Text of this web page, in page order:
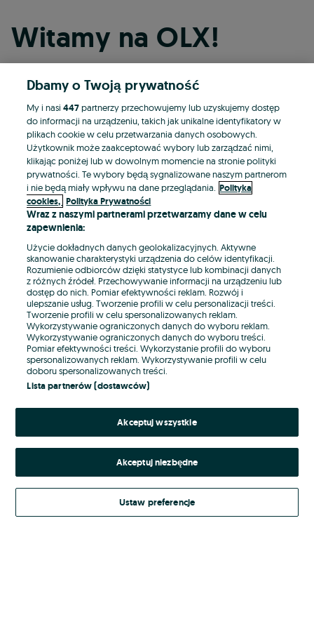
Witamy na OLX!
Kontynuuj przez Facebooka
Kontynuuj przez konto Apple
Kontynuuj przez konto Google
LUB
E-mail
Hasło
Nie pamiętasz hasła?
Zaloguj się
Kontynuując za pośrednictwem jednego z dostawców wskazanych powyżej,
Regulamin serwisuOLX.pl w jego aktualnym brzmieniu.
Dbamy o Twoją prywatność
My i nasi447partnerzy przechowujemy lub uzyskujemy dostęp
do informacji na urządzeniu, takich jak unikalne identyfikatory w
plikach cookie w celu przetwarzania danych osobowych.
Użytkownik może zaakceptować wybory lub zarządzać nimi,
klikając poniżej lub w dowolnym momencie na stronie polityki
prywatności. Te wybory będą sygnalizowane naszym partnerom
i nie będą miały wpływu na dane przeglądania. Polityka
cookies, Polityka Prywatności
Wraz z naszymi partnerami przetwarzamy dane w celu
zapewnienia:
Użycie dokładnych danych geolokalizacyjnych. Aktywne
skanowanie charakterystyki urządzenia do celów identyfikacji.
Rozumienie odbiorców dzięki statystyce lub kombinacji danych
z różnych źródeł. Przechowywanie informacji na urządzeniu lub
dostęp do nich. Pomiar efektywności reklam. Rozwój i
ulepszanie usług. Tworzenie profili w celu personalizacji treści.
Tworzenie profili w celu spersonalizowanych reklam.
Wykorzystywanie ograniczonych danych do wyboru reklam.
Wykorzystywanie ograniczonych danych do wyboru treści.
Pomiar efektywności treści. Wykorzystanie profili do wyboru
spersonalizowanych reklam. Wykorzystywanie profili w celu
doboru spersonalizowanych treści.
Lista partnerów (dostawców)
Akceptuj wszystkie
Akceptuj niezbędne
Ustaw preferencje